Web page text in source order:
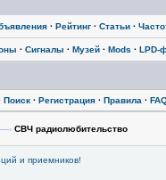
· Рейтинг · Статьи ·
· Сигналы · Музей · Mods · LPD-
Поиск · Регистрация · Правила ·
—› СВЧ радиолюбительство
и приемников!